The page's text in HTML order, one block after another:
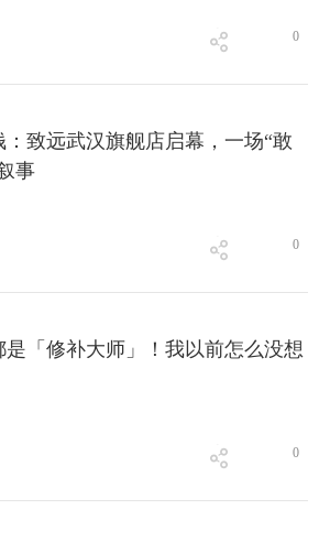
0
致远武汉旗舰店启幕，一场“敢
事
0
「修补大师」！我以前怎么没想
0